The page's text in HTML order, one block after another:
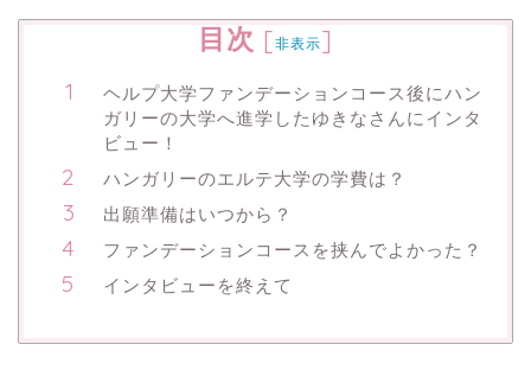
目次 [非表示]
ヘルプ大学ファンデーションコース後にハン
ガリーの大学へ進学したゆきなさんにインタ
ビュー！
ハンガリーのエルテ大学の学費は？
出願準備はいつから？
ファンデーションコースを挟んでよかった？
インタビューを終えて